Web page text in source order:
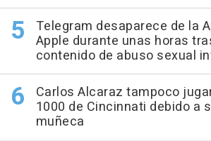
Telegram desaparece de la
Apple durante unas horas
contenido de abuso sexual
Carlos Alcaraz tampoco
1000 de Cincinnati debido a
muñeca